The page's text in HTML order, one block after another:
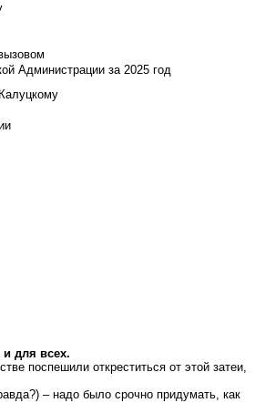
Администрации за 2025 год
для всех.
поспешили откреститься от этой затеи,
– надо было срочно придумать, как